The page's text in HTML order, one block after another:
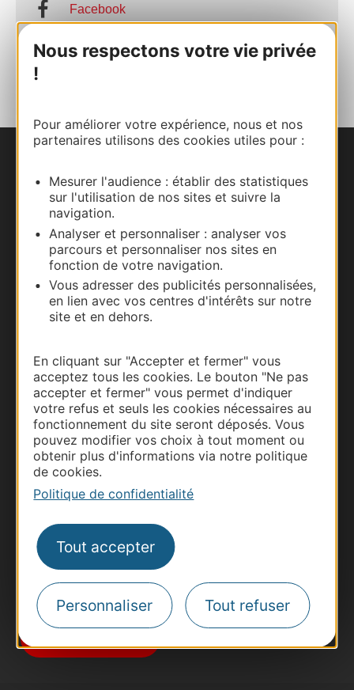
Nous respectons votre vie privée
!
Pour améliorer votre expérience, nous et nos
partenaires utilisons des cookies utiles pour :
Mesurer l'audience : établir des statistiques
sur l'utilisation de nos sites et suivre la
navigation.
Analyser et personnaliser : analyser vos
parcours et personnaliser nos sites en
fonction de votre navigation.
Vous adresser des publicités personnalisées,
en lien avec vos centres d'intérêts sur notre
site et en dehors.
En cliquant sur "Accepter et fermer" vous
acceptez tous les cookies. Le bouton "Ne pas
accepter et fermer" vous permet d'indiquer
votre refus et seuls les cookies nécessaires au
fonctionnement du site seront déposés. Vous
pouvez modifier vos choix à tout moment ou
obtenir plus d'informations via notre politique
de cookies.
Politique de confidentialité
Tout accepter
Personnaliser Tout refuser
Facebook
AJOUTER
Carte interactive
Documentation
Thermalisme
Business/Mice
Pros d'Occitanie
Site presse et d'influence
Voyagistes
Destination Sport
Inscrivez-vous à la lettre d'information
Destination Occitanie pour recevoir des
suggestions de séjours, de visites et de sorties.